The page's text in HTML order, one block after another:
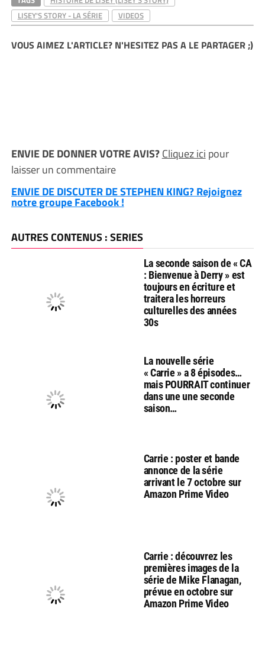
LISEY'S STORY - LA SÉRIE
VIDEOS
VOUS AIMEZ L'ARTICLE? N'HESITEZ PAS A LE PARTAGER ;)
ENVIE DE DONNER VOTRE AVIS?Cliquez ici pour
laisser un commentaire
ENVIE DE DISCUTER DE STEPHEN KING? Rejoignez
notre groupe Facebook !
AUTRES CONTENUS : SERIES
La seconde saison de « CA
: Bienvenue à Derry » est
toujours en écriture et
traitera les horreurs
culturelles des années
30s
La nouvelle série
« Carrie » a 8 épisodes…
mais POURRAIT continuer
dans une une seconde
saison…
Carrie : poster et bande
annonce de la série
arrivant le 7 octobre sur
Amazon Prime Video
Carrie : découvrez les
premières images de la
série de Mike Flanagan,
prévue en octobre sur
Amazon Prime Video